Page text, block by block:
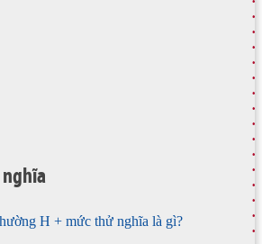
H + mức thử nghĩa là gì?